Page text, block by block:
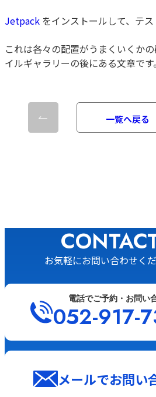
Jetpack をインストールして、テス
これは各々の配置がうまくいくか
イルギャラリーの後にある文章です。
一覧へ戻る
お気軽にお問い合わせく
電話でご予約・お問い
052-917-
メールでお問い